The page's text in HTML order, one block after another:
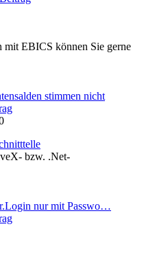
mit EBICS können Sie gerne
stimmen nicht
bzw. .Net-
nur mit Passwo…